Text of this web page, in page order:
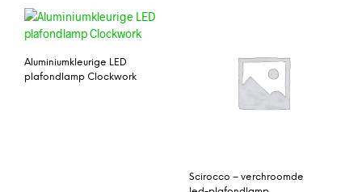
Aluminiumkleurige LED
plafondlamp Clockwork
Scirocco – verchroomde